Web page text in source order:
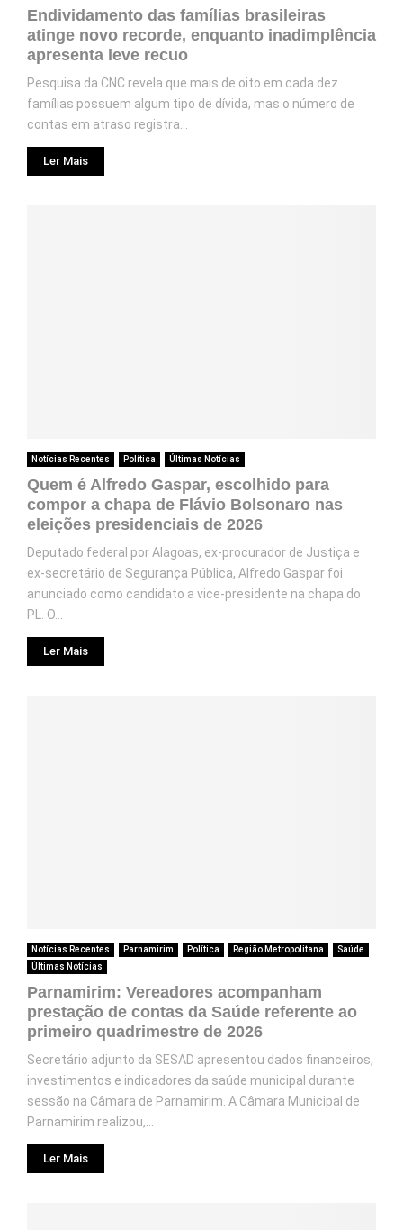
Endividamento das famílias brasileiras
atinge novo recorde, enquanto inadimplência
apresenta leve recuo
Pesquisa da CNC revela que mais de oito em cada dez
famílias possuem algum tipo de dívida, mas o número de
contas em atraso registra...
Ler Mais
Notícias Recentes Política Últimas Notícias
Quem é Alfredo Gaspar, escolhido para
compor a chapa de Flávio Bolsonaro nas
eleições presidenciais de 2026
Deputado federal por Alagoas, ex-procurador de Justiça e
ex-secretário de Segurança Pública, Alfredo Gaspar foi
anunciado como candidato a vice-presidente na chapa do
PL. O...
Ler Mais
Notícias Recentes Parnamirim Política Região Metropolitana
Saúde
Últimas Notícias
Parnamirim: Vereadores acompanham
prestação de contas da Saúde referente ao
primeiro quadrimestre de 2026
Secretário adjunto da SESAD apresentou dados financeiros,
investimentos e indicadores da saúde municipal durante
sessão na Câmara de Parnamirim. A Câmara Municipal de
Parnamirim realizou,...
Ler Mais